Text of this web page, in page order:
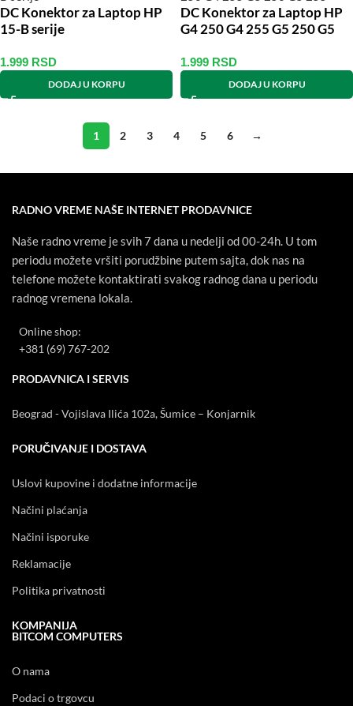
DC Konektor za Laptop HP
15-B serije
1.999 RSD
DODAJ U KORPU
DC Konektor za Laptop HP
G4 250 G4 255 G5 250 G5
1.999 RSD
DODAJ U KORPU
1 2 3 4 5 6 →
RADNO VREME NAŠE INTERNET PRODAVNICE
Naše radno vreme je svih 7 dana u nedelji od 00-24h. U tom
periodu možete vršiti porudžbine putem sajta, dok nas na
telefone možete kontaktirati svakog radnog dana u periodu
radnog vremena lokala.
Online shop:
+381 (69) 767-202
PRODAVNICA I SERVIS
Beograd - Vojislava Ilića 102a, Šumice – Konjarnik
PORUČIVANJE I DOSTAVA
Uslovi kupovine i dodatne informacije
Načini plaćanja
Načini isporuke
Reklamacije
Politika privatnosti
KOMPANIJA
BITCOM COMPUTERS
O nama
Podaci o trgovcu